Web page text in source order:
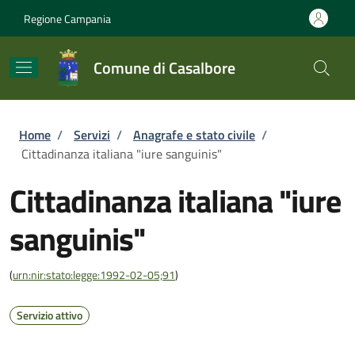
Regione Campania
Comune di Casalbore
Briciole di pane
Home / Servizi / Anagrafe e stato civile /
Cittadinanza italiana "iure sanguinis"
Cittadinanza italiana "iure
sanguinis"
(urn:nir:stato:legge:1992-02-05;91)
Servizio attivo